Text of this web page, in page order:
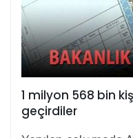
1 milyon 568 bin
geçirdiler